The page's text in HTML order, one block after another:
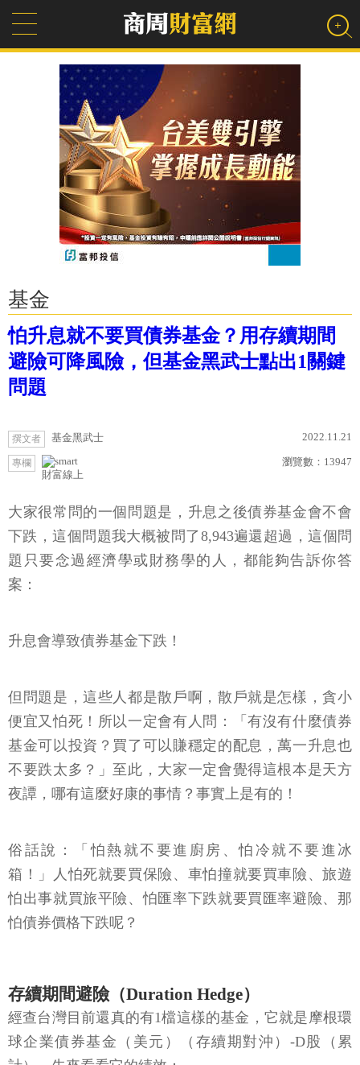
基金
怕升息就不要買債券基金？用存續期間
避險可降風險，但基金黑武士點出1關鍵
問題
撰文者 基金黑武士 2022.11.21
專欄
財富線上
瀏覽數： 13947
大家很常問的一個問題是，升息之後債券基金會不會
下跌，這個問題我大概被問了8,943遍還超過，這個問
題只要念過經濟學或財務學的人，都能夠告訴你答
案：
升息會導致債券基金下跌！
但問題是，這些人都是散戶啊，散戶就是怎樣，貪小
便宜又怕死！所以一定會有人問：「有沒有什麼債券
基金可以投資？買了可以賺穩定的配息，萬一升息也
不要跌太多？」至此，大家一定會覺得這根本是天方
夜譚，哪有這麼好康的事情？事實上是有的！
俗話說：「怕熱就不要進廚房、怕冷就不要進冰
箱！」人怕死就要買保險、車怕撞就要買車險、旅遊
怕出事就買旅平險、怕匯率下跌就要買匯率避險、那
怕債券價格下跌呢？
存續期間避險（Duration Hedge）
經查台灣目前還真的有1檔這樣的基金，它就是摩根環
球企業債券基金（美元）（存續期對沖）-D股（累